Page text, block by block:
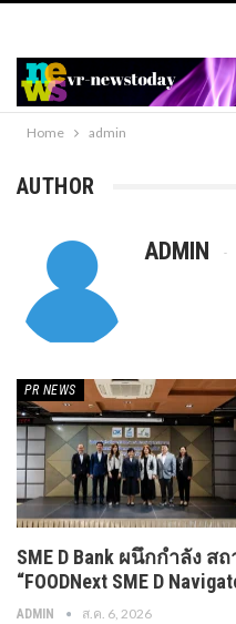
Home admin
AUTHOR
ADMIN
PR​ NEWS
SME D Bank ผนึกกำลัง ส
“FOODNext SME D
ADMIN ส.ค. 6, 2026